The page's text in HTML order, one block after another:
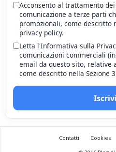
Acconsento al trattamento
comunicazione a terze parti
promozionali, come descritto
privacy policy.
Letta l'Informativa sulla
comunicazioni commerciali
email da questo sito, relative
come descritto nella Sezione
Contatti Cookies